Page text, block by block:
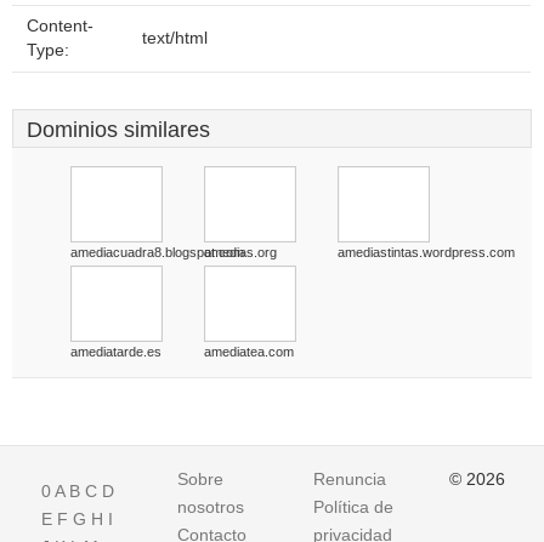
Content-
Type:
text/html
Dominios similares
amediacuadra8.blogspot.com
amedias.org amediastintas.wordpress.com
amediatarde.es amediatea.com
0A B C D
E F G H I
Sobre
nosotros
Contacto
Renuncia
Política de
privacidad
© 2026